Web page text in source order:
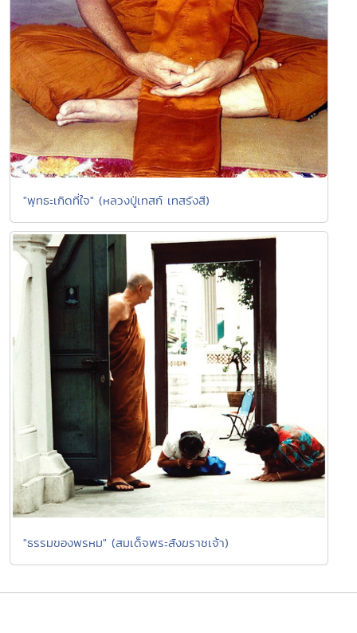
"พุทธะเกิดที่ใจ" (หลวงปู่เทสก์ เทสรังสี)
"ธรรมของพรหม" (สมเด็จพระสังฆราชเจ้า)